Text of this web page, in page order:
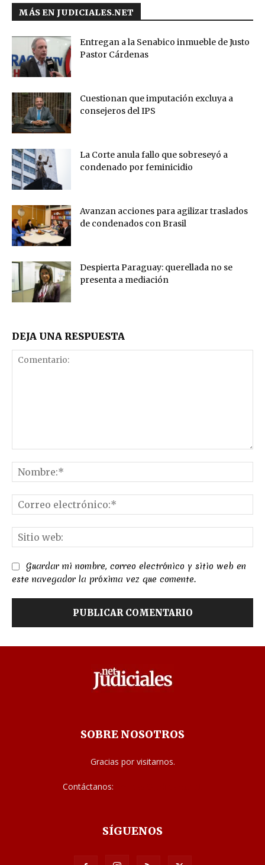
MÁS EN JUDICIALES.NET
Entregan a la Senabico inmueble de Justo
Pastor Cárdenas
Cuestionan que imputación excluya a
consejeros del IPS
La Corte anula fallo que sobreseyó a
condenado por feminicidio
Avanzan acciones para agilizar traslados
de condenados con Brasil
Despierta Paraguay: querellada no se
presenta a mediación
DEJA UNA RESPUESTA
Guardar mi nombre, correo electrónico y sitio web en
este navegador la próxima vez que comente.
SOBRE NOSOTROS
Gracias por visitarnos.
Contáctanos:
SÍGUENOS